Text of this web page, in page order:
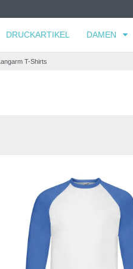
DRUCKARTIKEL DAMEN
Langarm T-Shirts